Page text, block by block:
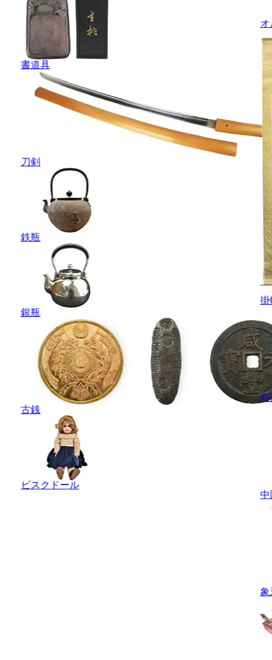
書道具
刀剣
鉄瓶
銀瓶
古銭
ビスクドール
オ
掛
彫
中
象